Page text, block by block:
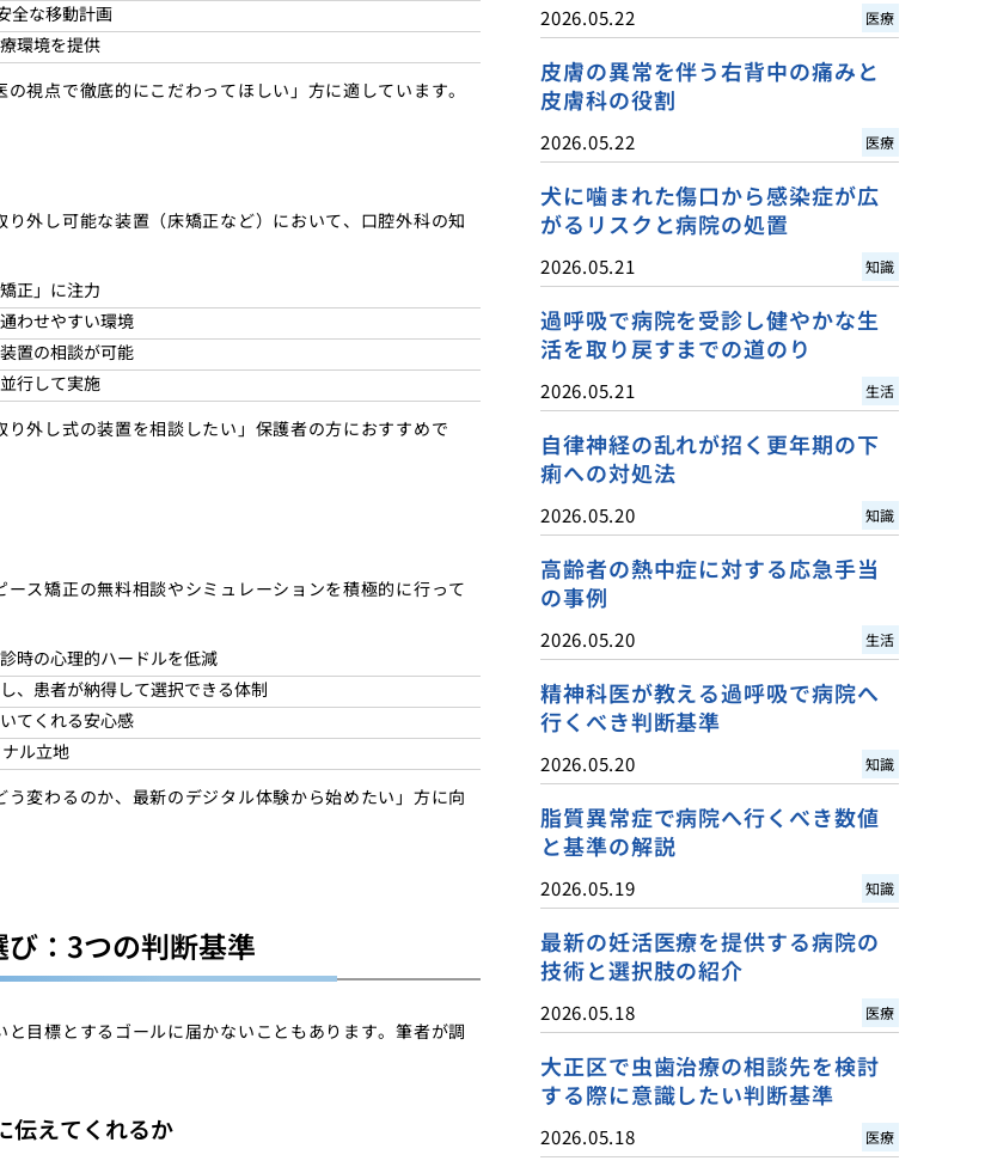
全な移動計画
環境を提供
視点で徹底的にこだわってほしい」方に適しています。
外し可能な装置（床矯正など）において、口腔外科の知
正」に注力
わせやすい環境
置の相談が可能
行して実施
り外し式の装置を相談したい」保護者の方におすすめで
ス矯正の無料相談やシミュレーションを積極的に行って
時の心理的ハードルを低減
、患者が納得して選択できる体制
てくれる安心感
ル立地
う変わるのか、最新のデジタル体験から始めたい」方に向
：3つの判断基準
目標とするゴールに届かないこともあります。筆者が調
伝えてくれるか
2026.05.22 医療
皮膚の異常を伴う右背中の痛みと
皮膚科の役割
2026.05.22 医療
犬に噛まれた傷口から感染症が広
がるリスクと病院の処置
2026.05.21 知識
過呼吸で病院を受診し健やかな生
活を取り戻すまでの道のり
2026.05.21 生活
自律神経の乱れが招く更年期の下
痢への対処法
2026.05.20 知識
高齢者の熱中症に対する応急手当
の事例
2026.05.20 生活
精神科医が教える過呼吸で病院へ
行くべき判断基準
2026.05.20 知識
脂質異常症で病院へ行くべき数値
と基準の解説
2026.05.19 知識
最新の妊活医療を提供する病院の
技術と選択肢の紹介
2026.05.18 医療
大正区で虫歯治療の相談先を検討
する際に意識したい判断基準
2026.05.18 医療